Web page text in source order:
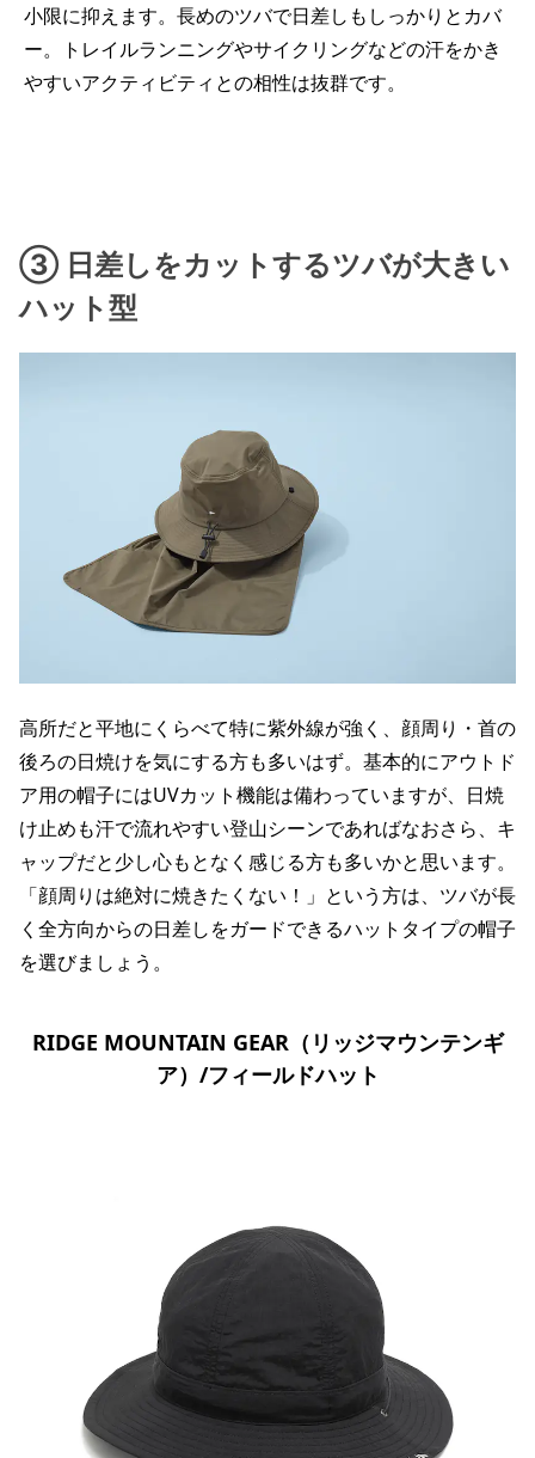
小限に抑えます。長めのツバで日差しもしっかりとカバ
ー。トレイルランニングやサイクリングなどの汗をかき
やすいアクティビティとの相性は抜群です。
③ 日差しをカットするツバが大きい
ハット型
高所だと平地にくらべて特に紫外線が強く、顔周り・首の
後ろの日焼けを気にする方も多いはず。基本的にアウトド
ア用の帽子にはUVカット機能は備わっていますが、日焼
け止めも汗で流れやすい登山シーンであればなおさら、キ
ャップだと少し心もとなく感じる方も多いかと思います。
「顔周りは絶対に焼きたくない！」という方は、ツバが長
く全方向からの日差しをガードできるハットタイプの帽子
を選びましょう。
RIDGE MOUNTAIN GEAR（リッジマウンテンギ
ア）/フィールドハット